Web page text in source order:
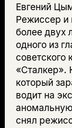
Евгений
Режиссер и
более двух
одного из
советского
«Сталкер».
который
водит на
снял